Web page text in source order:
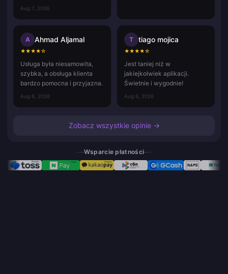
Aug 7, 2026
A Ahmad Aljamal
★★★★☆
Usługa była niesamowita,
szybka, a obsługa klienta
bardzo pomocna i przyjazna.
Aug 6, 2026
T tiago mojica
★★★★☆
Jest taniej niż w
jakiejkolwiek aplikacji.
Świetnie i wygodnie!
Aug 6, 2026
Zobacz wszystkie opinie →
Wsparcie płatności